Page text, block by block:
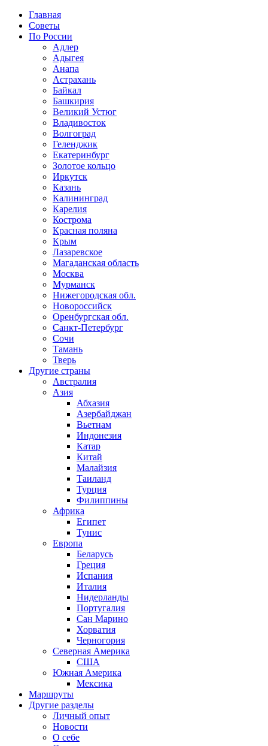
Главная
Советы
По России
Адлер
Адыгея
Анапа
Астрахань
Байкал
Башкирия
Великий Устюг
Владивосток
Волгоград
Геленджик
Екатеринбург
Золотое кольцо
Иркутск
Казань
Калининград
Карелия
Кострома
Красная поляна
Крым
Лазаревское
Магаданская область
Москва
Мурманск
Нижегородская обл.
Новороссийск
Оренбургская обл.
Санкт-Петербург
Сочи
Тамань
Тверь
Другие страны
Австралия
Азия
Абхазия
Азербайджан
Вьетнам
Индонезия
Катар
Китай
Малайзия
Таиланд
Турция
Филиппины
Африка
Египет
Тунис
Европа
Беларусь
Греция
Испания
Италия
Нидерланды
Португалия
Сан Марино
Хорватия
Черногория
Северная Америка
США
Южная Америка
Мексика
Маршруты
Другие разделы
Личный опыт
Новости
О себе